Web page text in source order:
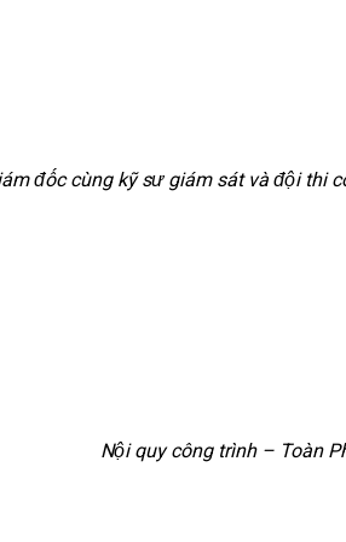
đốc cùng kỹ sư giám sát và đội thi
Nội quy công trình – Toàn